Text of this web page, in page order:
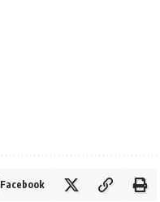
Facebook